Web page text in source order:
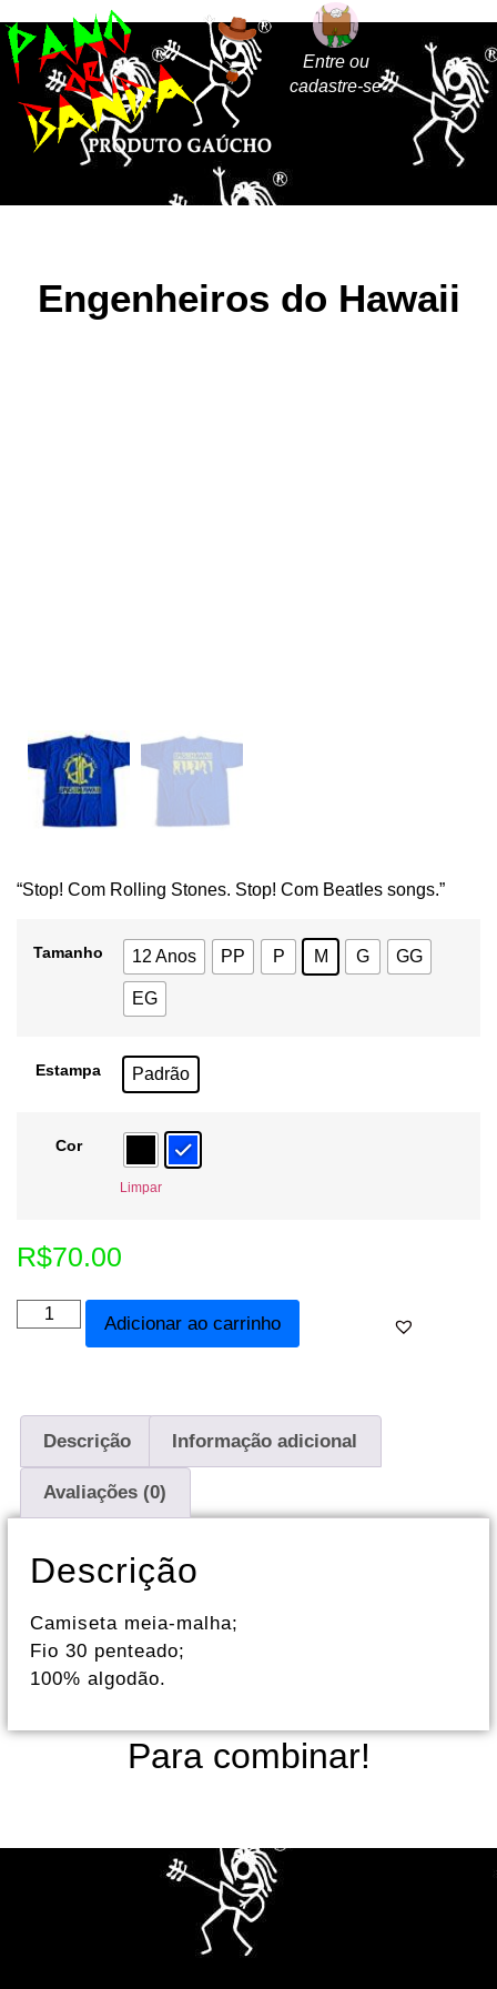
Entre ou
cadastre-se
Engenheiros do Hawaii
“Stop! Com Rolling Stones. Stop! Com Beatles songs.”
Tamanho 12 Anos PP P M G GG
EG
Estampa Padrão
Cor
Limpar
R$70.00
Adicionar ao carrinho
Descrição Informação adicional
Avaliações (0)
Descrição
Camiseta meia-malha;
Fio 30 penteado;
100% algodão.
Para combinar!